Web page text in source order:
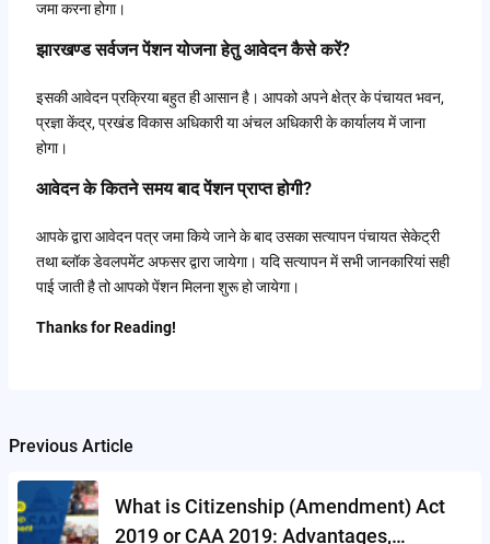
जमा करना होगा।
झारखण्ड सर्वजन पेंशन योजना हेतु आवेदन कैसे करें?
इसकी आवेदन प्रक्रिया बहुत ही आसान है। आपको अपने क्षेत्र के पंचायत भवन,
प्रज्ञा केंद्र, प्रखंड विकास अधिकारी या अंचल अधिकारी के कार्यालय में जाना
होगा।
आवेदन के कितने समय बाद पेंशन प्राप्त होगी?
आपके द्वारा आवेदन पत्र जमा किये जाने के बाद उसका सत्यापन पंचायत सेकेट्री
तथा ब्लॉक डेवलपमेंट अफसर द्वारा जायेगा। यदि सत्यापन में सभी जानकारियां सही
पाई जाती है तो आपको पेंशन मिलना शुरू हो जायेगा।
Thanks for Reading!
Post
navigation
Previous Article
What is Citizenship (Amendment) Act
2019 or CAA 2019: Advantages,